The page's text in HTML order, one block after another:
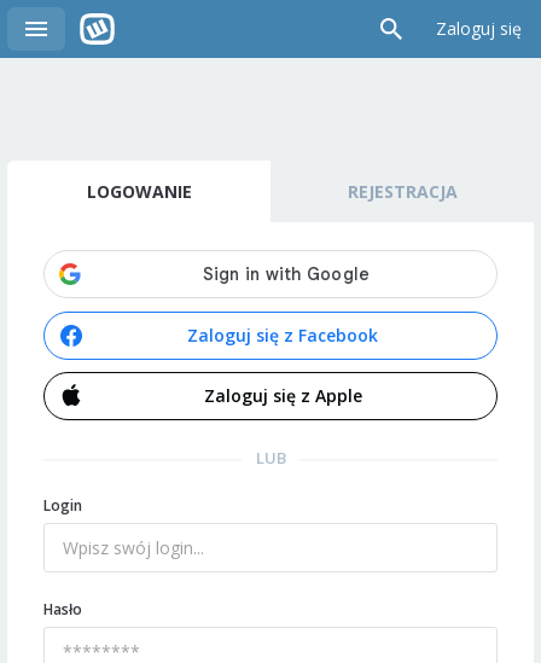
Zaloguj się
LOGOWANIE REJESTRACJA
Zaloguj się z Facebook
Zaloguj się z Apple
LUB
Login
Hasło